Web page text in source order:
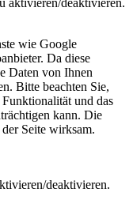
wie Google
Da diese
Daten von Ihnen
Bitte beachten Sie,
und das
kann. Die
Seite wirksam.
deaktivieren.